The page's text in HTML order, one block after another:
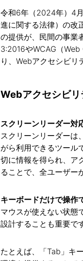
令和6年（2024年）4
進に関する法律）の改
の提供が、民間の事業
3:2016やWCAG（
り、Webアクセシビリ
Webアクセシビ
スクリーンリーダー対
スクリーンリーダーは
がら利用できるツール
切に情報を得られ、ア
ることで、全ユーザー
キーボードだけで操作
マウスが使えない状態
設計することも重要で
たとえば、「Tab」キ